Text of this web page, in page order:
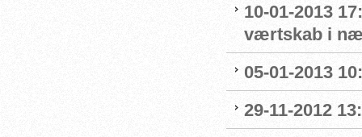
10-01-2013
værtskab i
05-01-2013
29-11-2012